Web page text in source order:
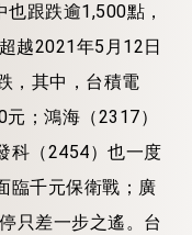
跟跌逾1,500點，
越2021年5月12日
，其中，台積電
；鴻海（2317）
科（2454）也一度
臨千元保衛戰；廣
只差一步之遙。台